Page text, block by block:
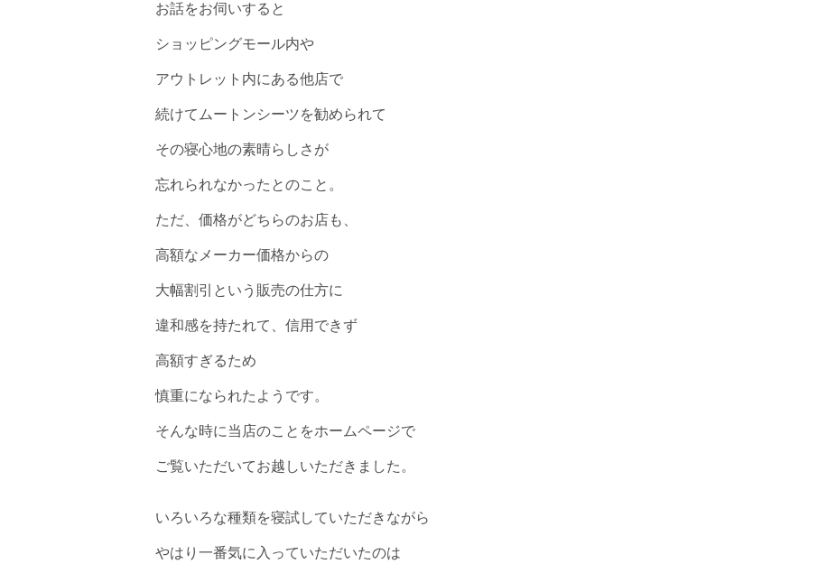
お話をお伺いすると
ショッピングモール内や
アウトレット内にある他店で
続けてムートンシーツを勧められて
その寝心地の素晴らしさが
忘れられなかったとのこと。
ただ、価格がどちらのお店も、
高額なメーカー価格からの
大幅割引という販売の仕方に
違和感を持たれて、信用できず
高額すぎるため
慎重になられたようです。
そんな時に当店のことをホームページで
ご覧いただいてお越しいただきました。
いろいろな種類を寝試していただきながら
やはり一番気に入っていただいたのは